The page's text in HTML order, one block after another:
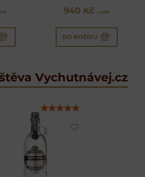
940 Kč s DPH
DO KOŠÍKU
Vychutnávej.cz